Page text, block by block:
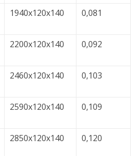
1940x120x140 0,081
2200x120x140 0,092
2460x120x140 0,103
2590x120x140 0,109
2850x120x140 0,120